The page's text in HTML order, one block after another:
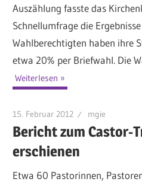
Auszählung fasste das
Schnellumfrage die
Wahlberechtigten haben ihre
etwa 20% per Briefwahl. Die
Weiterlesen
15. Februar 2012 mgie
Bericht zum Castor-
erschienen
Etwa 60 Pastorinnen,